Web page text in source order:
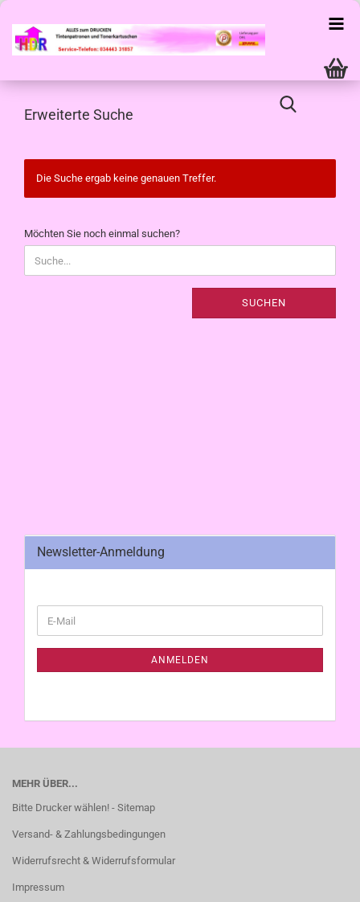
Erweiterte Suche
Die Suche ergab keine genauen Treffer.
MÖCHTEN
SIE
NOCH
EINMAL
Möchten Sie noch einmal suchen?
SUCHEN
Newsletter-Anmeldung
ZUR
E-
Mail
ANMELDEN
MEHR ÜBER...
Bitte Drucker wählen! - Sitemap
Versand- & Zahlungsbedingungen
Widerrufsrecht & Widerrufsformular
Impressum